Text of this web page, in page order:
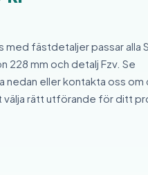
med fästdetaljer passar alla
228 mm och detalj Fzv. Se
nedan eller kontakta oss om
välja rätt utförande för ditt